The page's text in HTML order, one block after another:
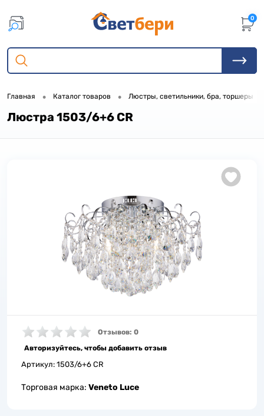
0
Главная • Каталог товаров • Люстры, светильники, бра, торшеры
Люстра 1503/6+6 CR
Отзывов: 0
Авторизуйтесь, чтобы добавить отзыв
Артикул: 1503/6+6 CR
Торговая марка: Veneto Luce